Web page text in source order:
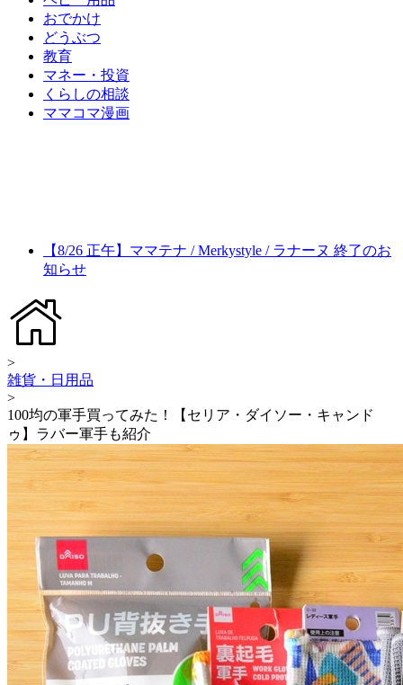
おでかけ
どうぶつ
教育
マネー・投資
くらしの相談
ママコマ漫画
【8/26 正午】ママテナ / Merkystyle / ラナーヌ 終了のお
知らせ
>
雑貨・日用品
>
100均の軍手買ってみた！【セリア・ダイソー・キャンド
ゥ】ラバー軍手も紹介